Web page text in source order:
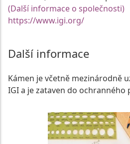
(Další informace o společnosti)
https://www.igi.org/
Další informace
Kámen je včetně mezinárodně
IGI a je zataven do ochranného